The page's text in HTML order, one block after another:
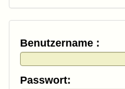
Benutzername :
Passwort: